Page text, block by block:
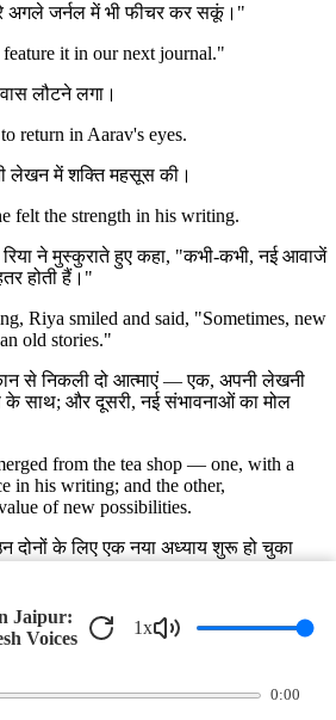
Jaipur:
Voices
1x
0:00
अगले जर्नल में भी फीचर कर सकूं।"
it in our next journal."
लौटने लगा।
return in Aarav's eyes.
लेखन में शक्ति महसूस की।
felt the strength in his writing.
ने मुस्कुराते हुए कहा, "कभी-कभी, नई आवाजें
होती हैं।"
Riya smiled and said, "Sometimes, new
old stories."
से निकली दो आत्माएं — एक, अपनी लेखनी
साथ; और दूसरी, नई संभावनाओं का मोल
from the tea shop — one, with a
in his writing; and the other,
of new possibilities.
दोनों के लिए एक नया अध्याय शुरू हो चुका
a new chapter had started for both